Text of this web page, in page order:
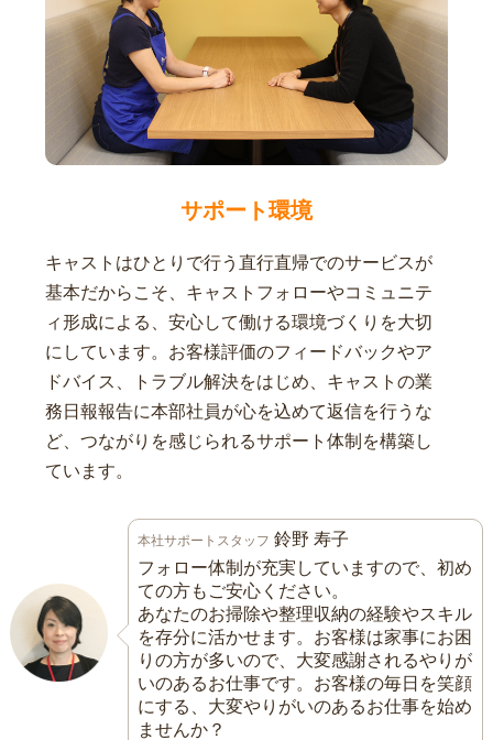
サポート環境
キャストはひとりで行う直行直帰でのサービスが
基本だからこそ、キャストフォローやコミュニテ
ィ形成による、安心して働ける環境づくりを大切
にしています。お客様評価のフィードバックやア
ドバイス、トラブル解決をはじめ、キャストの業
務日報報告に本部社員が心を込めて返信を行うな
ど、つながりを感じられるサポート体制を構築し
ています。
本社サポートスタッフ 鈴野 寿子
フォロー体制が充実していますので、初め
ての方もご安心ください。
あなたのお掃除や整理収納の経験やスキル
を存分に活かせます。お客様は家事にお困
りの方が多いので、大変感謝されるやりが
いのあるお仕事です。お客様の毎日を笑顔
にする、大変やりがいのあるお仕事を始め
ませんか？